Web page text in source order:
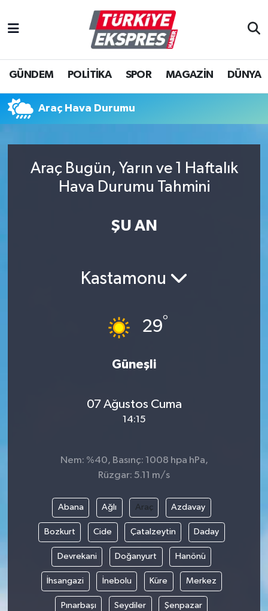
GÜNDEM POLİTİKA SPOR MAGAZİN DÜNYA
Araç Hava Durumu
Araç Bugün, Yarın ve 1 Haftalık
Hava Durumu Tahmini
ŞU AN
Kastamonu
29°
Güneşli
07 Ağustos Cuma
14:15
Nem: %40, Basınç: 1008 hpa hPa,
Rüzgar: 5.11 m/s
Abana Ağlı Araç Azdavay
Bozkurt Cide Çatalzeytin Daday
Devrekani Doğanyurt Hanönü
İhsangazi İnebolu Küre Merkez
Pınarbaşı Seydiler Şenpazar
İstanbul Nöbetçi Eczaneler
İstanbul Hava Durumu
İstanbul Namaz Vakitleri
Süper Lig Puan Durumu ve Fikstür
Son Dakika Haberleri